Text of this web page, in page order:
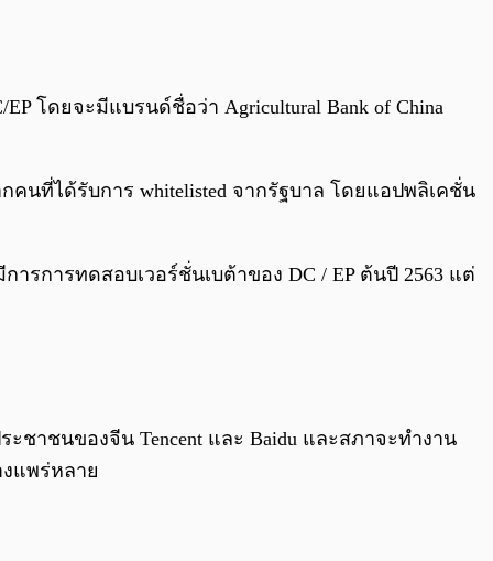
โดยจะมีแบรนด์ชื่อว่า Agricultural Bank of China
นที่ได้รับการ whitelisted จากรัฐบาล โดยแอปพลิเคชั่น
รการทดสอบเวอร์ชั่นเบต้าของ DC / EP ต้นปี 2563 แต่
ชาชนของจีน Tencent และ Baidu และสภาจะทำงาน
แพร่หลาย